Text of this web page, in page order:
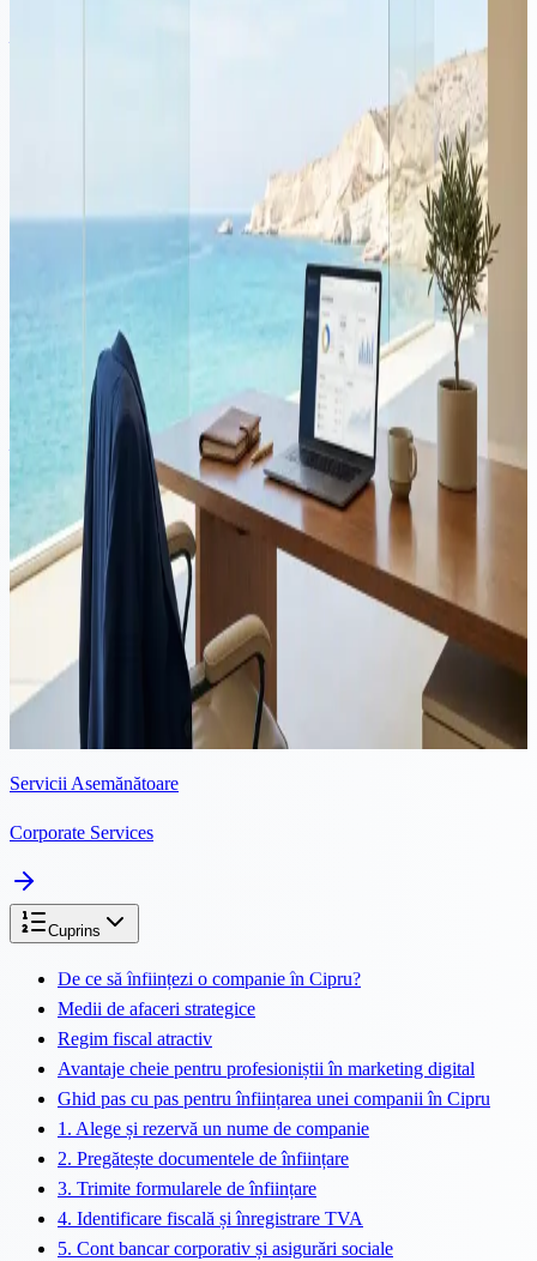
înființare, taxele guvernamentale, serviciile bancare, serviciile de
nominee și întreținerea anuală și explică ce omit adesea furnizorii de
Cum să deschideți o companie în Cipru în 2026
Deschiderea unei companii în Cipru durează 5-7 zile lucrătoare —
dar deciziile pe care le luați înainte de înregistrare contează mai mult
decât documentația. Acest ghid acoperă cine ar trebui să înființeze o
companie în Cipru, cum să planificați rezidența fiscală, ce costuri
reale implică administrarea unei companii anual și greșelile care îi
împiedică pe majoritatea antreprenorilor străini.
Corporate 7 min citire
Înregistrarea unei companii cipriote pentru profesioniștii
OnlyFans: Ghidul dumneavoastră complet
În lumea digitală de astăzi, profesioniștii OnlyFans caută mereu să-și
maximizeze câștigurile și să-și eficientizeze afacerea. Pentru
modelele și managerii de conturi OnlyFans, înființarea unei
companii cipriote...
Servicii Asemănătoare
Corporate Services
Cuprins
De ce să înființezi o companie în Cipru?
Medii de afaceri strategice
Regim fiscal atractiv
Avantaje cheie pentru profesioniștii în marketing digital
Ghid pas cu pas pentru înființarea unei companii în Cipru
1. Alege și rezervă un nume de companie
2. Pregătește documentele de înființare
3. Trimite formularele de înființare
4. Identificare fiscală și înregistrare TVA
5. Cont bancar corporativ și asigurări sociale